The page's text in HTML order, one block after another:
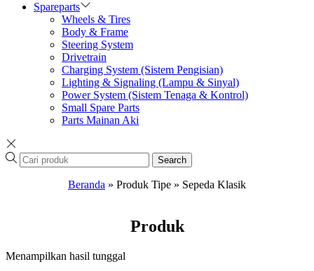
Spareparts
Wheels & Tires
Body & Frame
Steering System
Drivetrain
Charging System (Sistem Pengisian)
Lighting & Signaling (Lampu & Sinyal)
Power System (Sistem Tenaga & Kontrol)
Small Spare Parts
Parts Mainan Aki
Search
Beranda » Produk Tipe » Sepeda Klasik
Produk
Menampilkan hasil tunggal